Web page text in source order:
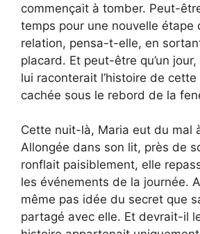
commençait à tomber. Peut-
temps pour une nouvelle étape
relation, pensa-t-elle, en
placard. Et peut-être qu’un
lui raconterait l’histoire de
cachée sous le rebord de la
Cette nuit-là, Maria eut du mal
Allongée dans son lit, près de
ronflait paisiblement, elle
les événements de la journée.
même pas idée du secret que
partagé avec elle. Et devrait-il